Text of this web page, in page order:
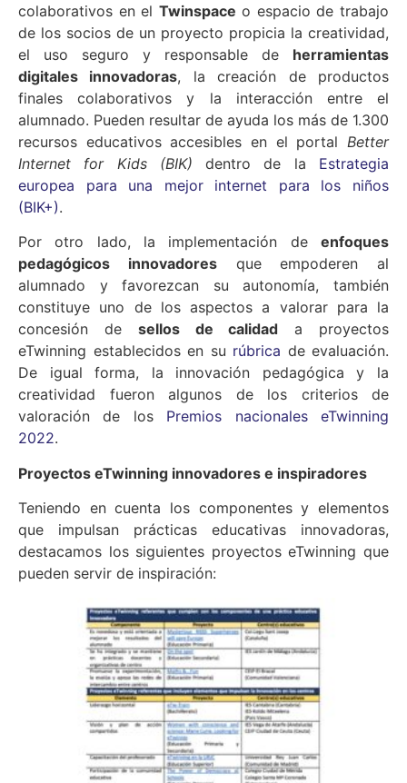
colaborativos en el Twinspace o espacio de trabajo
de los socios de un proyecto propicia la creatividad,
el uso seguro y responsable de herramientas
digitales innovadoras, la creación de productos
finales colaborativos y la interacción entre el
alumnado. Pueden resultar de ayuda los más de 1.300
recursos educativos accesibles en el portal Better
Internet for Kids (BIK)dentro de la Estrategia
europea para una mejor internet para los niños
(BIK+).
Por otro lado, la implementación de enfoques
pedagógicos innovadoresque empoderen al
alumnado y favorezcan su autonomía, también
constituye uno de los aspectos a valorar para la
concesión de sellos de calidad a proyectos
eTwinning establecidos en su rúbrica de evaluación.
De igual forma, la innovación pedagógica y la
creatividad fueron algunos de los criterios de
valoración de los Premios nacionales eTwinning
2022.
Proyectos eTwinning innovadores e inspiradores
Teniendo en cuenta los componentes y elementos
que impulsan prácticas educativas innovadoras,
destacamos los siguientes proyectos eTwinning que
pueden servir de inspiración: